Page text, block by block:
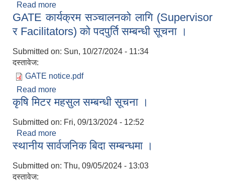
Read more
GATE कार्यक्रम सञ्चालनको लागि (Supervisor
र Facilitators) को पदपुर्ति सम्बन्धी सूचना ।
Submitted on: Sun, 10/27/2024 - 11:34
दस्तावेज:
GATE notice.pdf
Read more
र Facilitators) को पदपुर्ति सम्बन्धी सूचना ।
कृषि मिटर महसुल सम्बन्धी सूचना ।
Submitted on: Fri, 09/13/2024 - 12:52
Read more
स्थानीय सार्वजनिक बिदा सम्बन्धमा ।
Submitted on: Thu, 09/05/2024 - 13:03
दस्तावेज: